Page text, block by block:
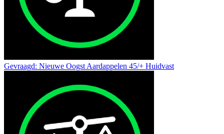
Gevraagd: Nieuwe Oogst Aardappelen 45/+ Huidvast